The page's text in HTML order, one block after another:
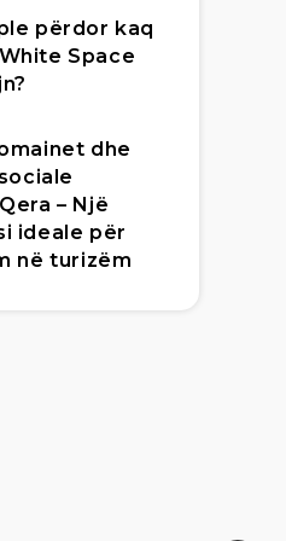
përdor kaq
Space
dhe
– Një
ideale për
në turizëm